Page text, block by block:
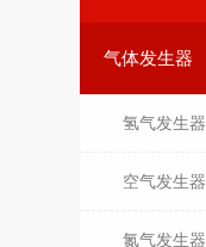
气体发生器
氢气发生器
空气发生器
氮气发生器